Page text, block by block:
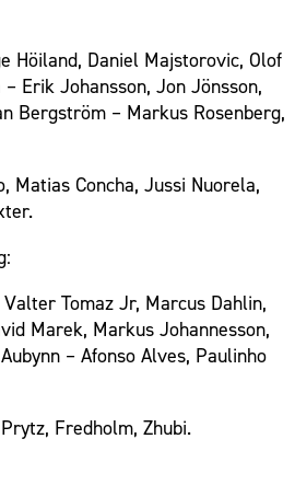
Höiland, Daniel Majstorovic, Olof
Erik Johansson, Jon Jönsson,
Bergström – Markus Rosenberg,
Matias Concha, Jussi Nuorela,
Tomaz Jr, Marcus Dahlin,
Marek, Markus Johannesson,
– Afonso Alves, Paulinho
Fredholm, Zhubi.